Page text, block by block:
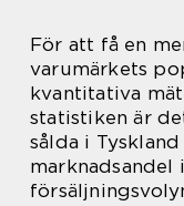
För att få en
varumärkets
kvantitativa
statistiken är
sålda i
marknadsandel